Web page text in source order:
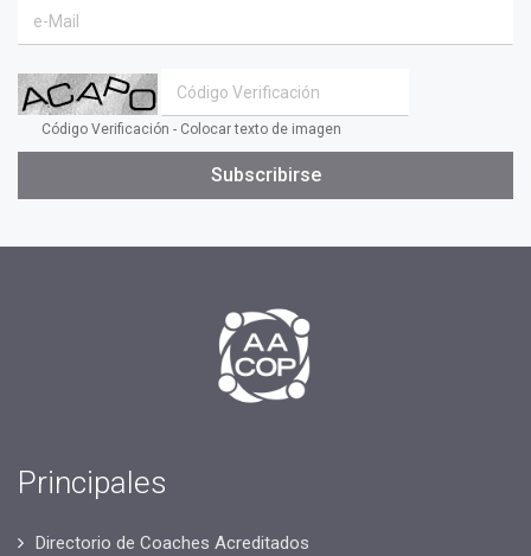
Código Verificación - Colocar texto de imagen
Subscribirse
Principales
Directorio de Coaches Acreditados